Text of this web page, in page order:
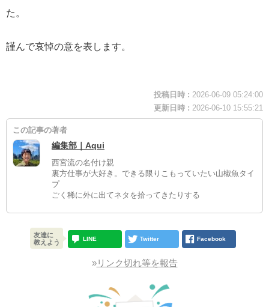
た。
謹んで哀悼の意を表します。
投稿日時 : 2026-06-09 05:24:00
更新日時 : 2026-06-10 15:55:21
この記事の著者
編集部｜Aqui
西宮流の名付け親
裏方仕事が大好き。できる限りこもっていたい山椒魚タイ
プ
ごく稀に外に出てネタを拾ってきたりする
友達に
教えよう
LINE Twitter Facebook
»リンク切れ等を報告